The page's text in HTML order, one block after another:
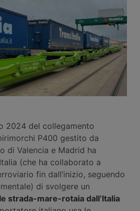
2024 del collegamento
P400 gestito da
di Valencia e Madrid ha
(che ha collaborato a
fin dall’inizio, seguendo
di svolgere un
strada-mare-rotaia dall’Italia